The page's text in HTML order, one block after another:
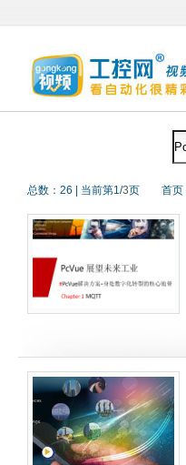
总数： 26 当前第1/3页 首页